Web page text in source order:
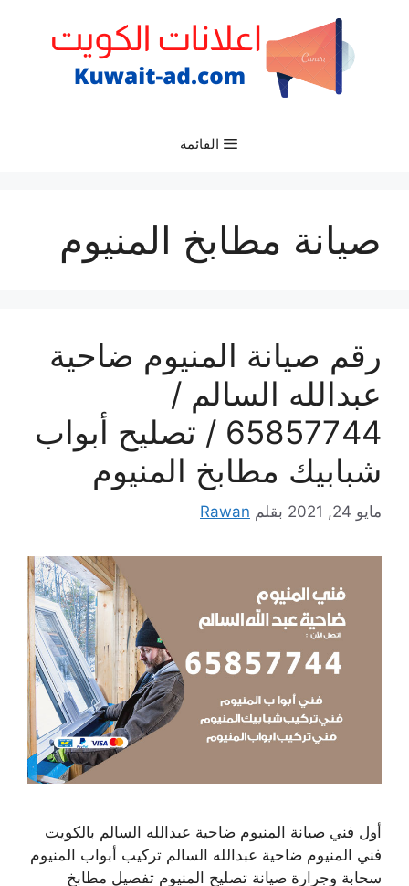
القائمة
صيانة مطابخ المنيوم
رقم صيانة المنيوم ضاحية
عبدالله السالم /
65857744 / تصليح أبواب
شبابيك مطابخ المنيوم
مايو 24, 2021 بقلم Rawan
أول فني صيانة المنيوم ضاحية عبدالله السالم بالكويت
فني المنيوم ضاحية عبدالله السالم تركيب أبواب المنيوم
سحابة وجرارة صيانة تصليح المنيوم تفصيل مطابخ